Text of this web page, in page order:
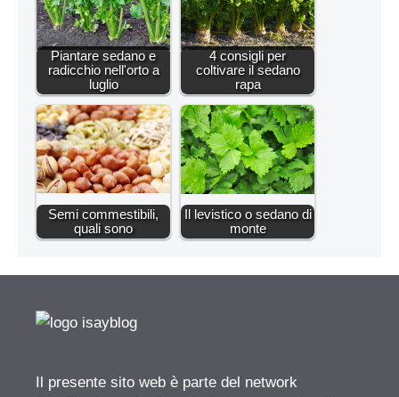
Piantare sedano e
radicchio nell'orto a
luglio
4 consigli per
coltivare il sedano
rapa
Semi commestibili,
quali sono
Il levistico o sedano di
monte
Il presente sito web è parte del network